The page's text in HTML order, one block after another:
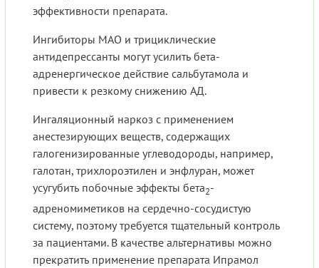
эффективности препарата.
Ингибиторы МАО и трициклические
антидепрессанты могут усилить бета-
адренергическое действие сальбутамола и
привести к резкому снижению АД.
Ингаляционный наркоз с применением
анестезирующих веществ, содержащих
галогенизированные углеводороды, например,
галотан, трихлороэтилен и энфлуран, может
усугубить побочные эффекты бета2-
адреномиметиков на сердечно-сосудистую
систему, поэтому требуется тщательный контроль
за пациентами. В качестве альтернативы можно
прекратить применение препарата Ипрамол